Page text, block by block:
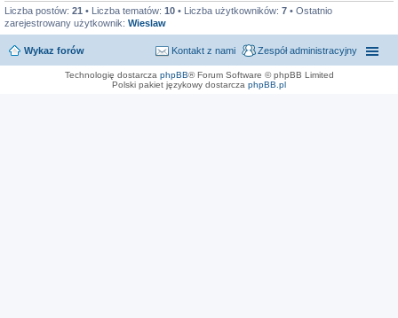
Liczba postów: 21 • Liczba tematów: 10 • Liczba użytkowników: 7 • Ostatnio
zarejestrowany użytkownik: Wieslaw
Wykaz forów Zespół administracyjny
Kontakt z nami
Technologię dostarcza phpBB® Forum Software © phpBB Limited
Polski pakiet językowy dostarcza phpBB.pl